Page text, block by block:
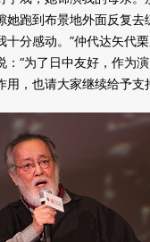
她跑到布景地外面反复去
十分感动。”仲代达矢代
：“为了日中友好，作为
用，也请大家继续给予支